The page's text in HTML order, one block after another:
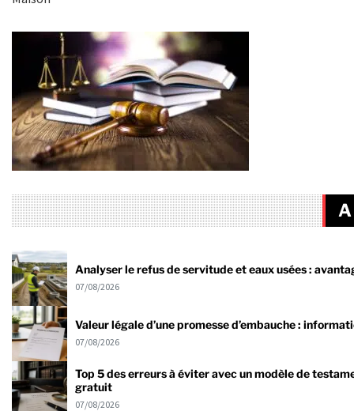
Analyser le refus de servitude et eaux usées :
07/08/2026
Valeur légale d’une promesse d’embauche :
07/08/2026
Top 5 des erreurs à éviter avec un modèle de
gratuit
07/08/2026